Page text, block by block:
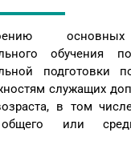
основных
обучения
подготовки
служащих
в том
или